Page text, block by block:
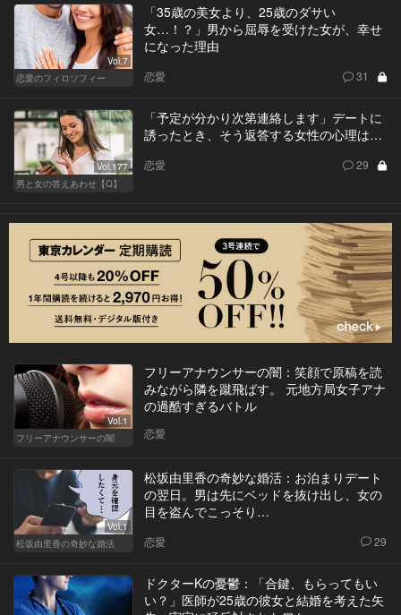
Vol.7
恋愛のフィロソフィー
「35歳の美女より、25歳のダサい
女…！？」男から屈辱を受けた女が、幸せ
になった理由
恋愛 31
Vol.177
男と女の答えあわせ【Q】
「予定が分かり次第連絡します」デートに
誘ったとき、そう返答する女性の心理は…
恋愛 29
Vol.1
フリーアナウンサーの闇
フリーアナウンサーの闇：笑顔で原稿を読
みながら隣を蹴飛ばす。 元地方局女子アナ
の過酷すぎるバトル
恋愛
Vol.1
松坂由里香の奇妙な婚活
松坂由里香の奇妙な婚活：お泊まりデート
の翌日。男は先にベッドを抜け出し、女の
目を盗んでこっそり…
恋愛 29
ドクターKの憂鬱：「合鍵、もらってもい
い？」医師が25歳の彼女と結婚を考えた矢